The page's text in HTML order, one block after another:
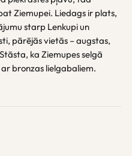
Ziemupei. Liedags ir plats,
starp Lenkupi un
pārējās vietās – augstas,
ka Ziemupes selgā
bronzas lielgabaliem.